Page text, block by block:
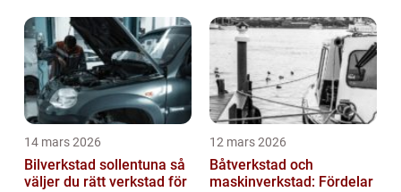
14 mars 2026
Bilverkstad sollentuna så
väljer du rätt verkstad för
12 mars 2026
Båtverkstad och
maskinverkstad: Fördelar